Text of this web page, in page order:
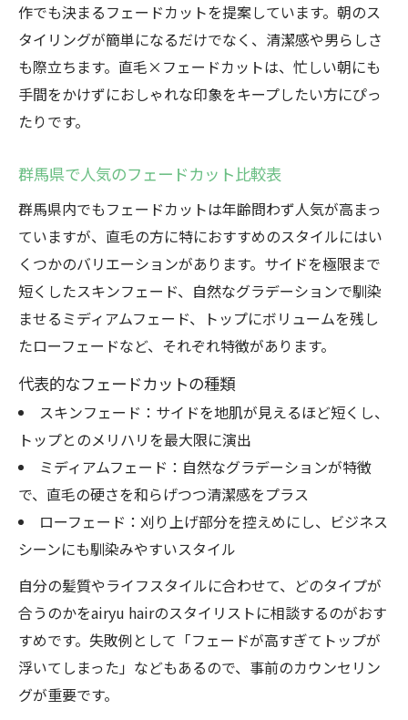
作でも決まるフェードカットを提案しています。朝のス
タイリングが簡単になるだけでなく、清潔感や男らしさ
も際立ちます。直毛×フェードカットは、忙しい朝にも
手間をかけずにおしゃれな印象をキープしたい方にぴっ
たりです。
群馬県で人気のフェードカット比較表
群馬県内でもフェードカットは年齢問わず人気が高まっ
ていますが、直毛の方に特におすすめのスタイルにはい
くつかのバリエーションがあります。サイドを極限まで
短くしたスキンフェード、自然なグラデーションで馴染
ませるミディアムフェード、トップにボリュームを残し
たローフェードなど、それぞれ特徴があります。
代表的なフェードカットの種類
スキンフェード：サイドを地肌が見えるほど短くし、
トップとのメリハリを最大限に演出
ミディアムフェード：自然なグラデーションが特徴
で、直毛の硬さを和らげつつ清潔感をプラス
ローフェード：刈り上げ部分を控えめにし、ビジネス
シーンにも馴染みやすいスタイル
自分の髪質やライフスタイルに合わせて、どのタイプが
合うのかをairyu hairのスタイリストに相談するのがおす
すめです。失敗例として「フェードが高すぎてトップが
浮いてしまった」などもあるので、事前のカウンセリン
グが重要です。